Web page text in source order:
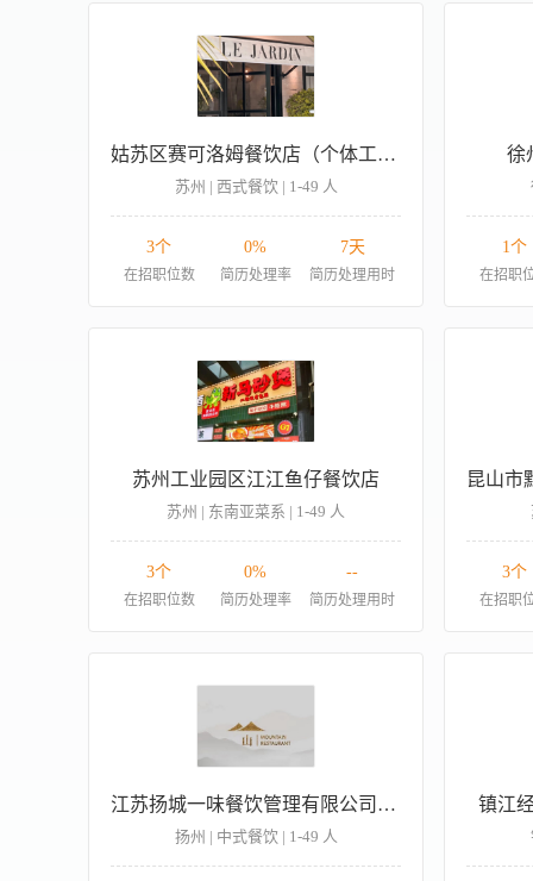
姑苏区赛可洛姆餐饮店（个体工商户）
苏州 | 西式餐饮 | 1-49 人
3个
在招职位数
0%
简历处理率
7天
简历处理用时
徐
1个
在招职
苏州工业园区江江鱼仔餐饮店
苏州 | 东南亚菜系 | 1-49 人
3个
在招职位数
0%
简历处理率
--
简历处理用时
3个
在招职
江苏扬城一味餐饮管理有限公司山餐厅分公司
扬州 | 中式餐饮 | 1-49 人
镇江